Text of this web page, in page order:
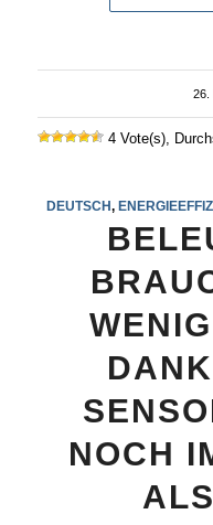
26.
4 Vote(s),
DEUTSCH,
NOCH